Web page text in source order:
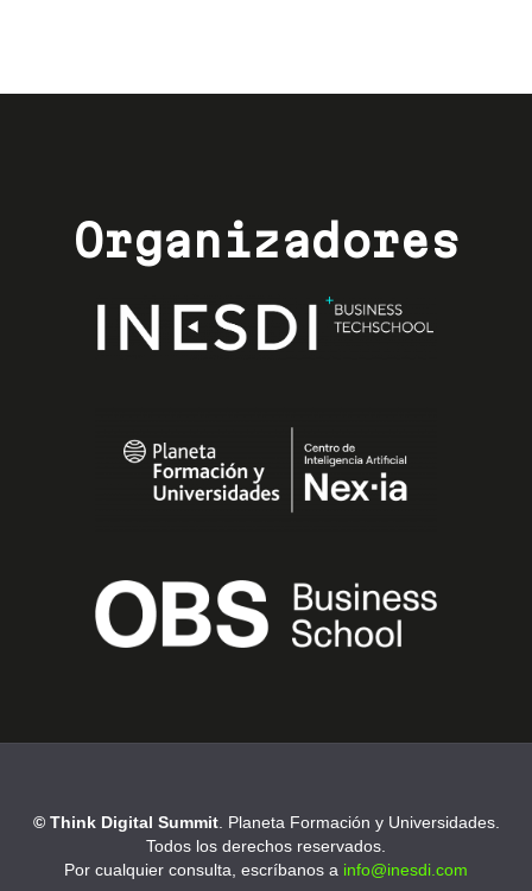
Organizadores
© Think Digital Summit. Planeta Formación y Universidades.
Todos los derechos reservados.
Por cualquier consulta, escríbanos a info@inesdi.com